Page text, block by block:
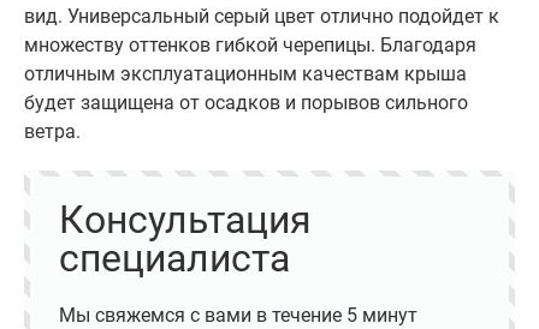
вид. Универсальный серый цвет отлично подойдет к
множеству оттенков гибкой черепицы. Благодаря
отличным эксплуатационным качествам крыша
будет защищена от осадков и порывов сильного
ветра.
Консультация
специалиста
Мы свяжемся с вами в течение 5 минут